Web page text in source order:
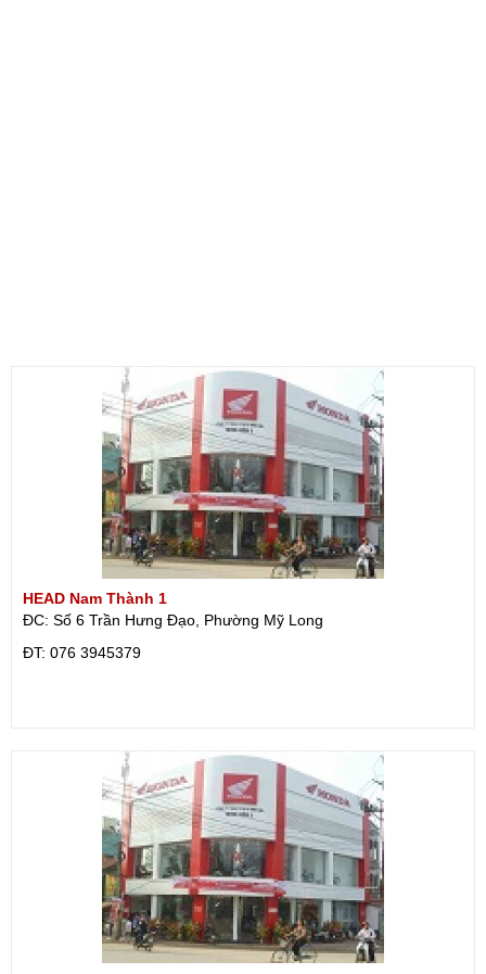
HEAD Nam Thành 1
ĐC: Số 6 Trần Hưng Đạo, Phường Mỹ Long
ÐT: 076 3945379